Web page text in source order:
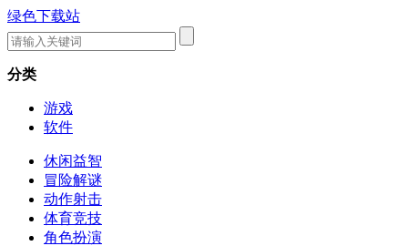
绿色下载站
分类
游戏
软件
休闲益智
冒险解谜
动作射击
体育竞技
角色扮演